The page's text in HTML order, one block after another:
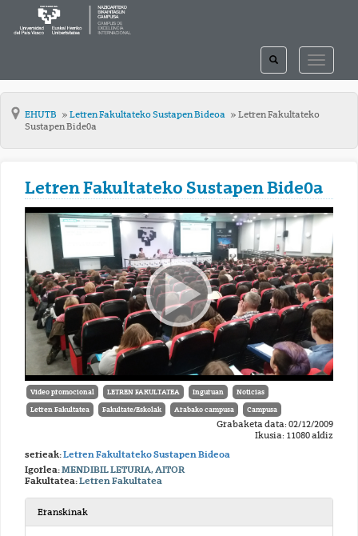
TOGGLE
TOGGLE
SEARCH
EHUTB Letren Fakultateko Sustapen Bideoa
Letren Fakultateko
Sustapen Bide0a
Letren Fakultateko Sustapen Bide0a
Vídeo promocional LETREN FAKULTATEA Inguruan Noticias
Letren Fakultatea Fakultate/Eskolak Arabako campusa Campusa
Grabaketa data: 02/12/2009
Ikusia: 11080 aldiz
serieak:Letren Fakultateko Sustapen Bideoa
Igorlea:MENDIBIL LETURIA, AITOR
Fakultatea:Letren Fakultatea
Eranskinak